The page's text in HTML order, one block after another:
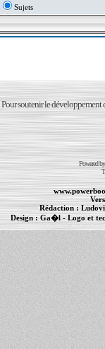
Sujets
Pour soutenir le développement
Powered
Rédaction :
Design : Ga�l- Logo et